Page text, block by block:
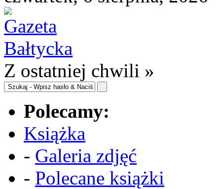
Z ostatniej chwili »
Polecamy:
Książka
- Galeria zdjęć
- Polecane książki